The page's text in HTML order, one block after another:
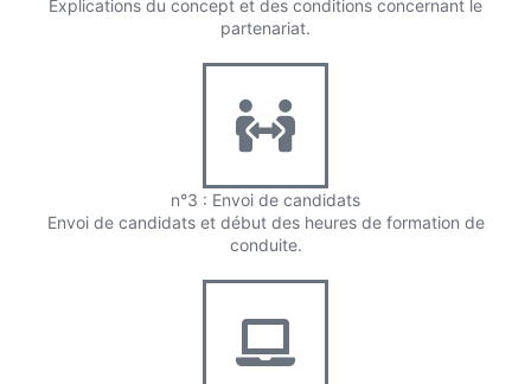
Explications du concept et des conditions concernant le
partenariat.
n°3 : Envoi de candidats
Envoi de candidats et début des heures de formation de
conduite.